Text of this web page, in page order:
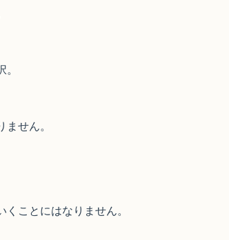
せん。
ことにはなりません。